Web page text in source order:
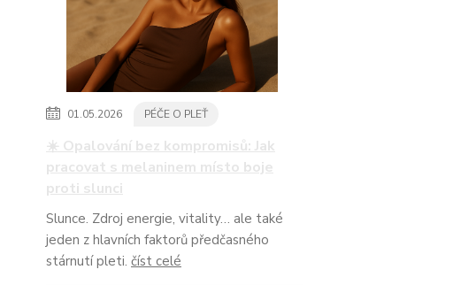
01.05.2026 PÉČE O PLEŤ
☀️ Opalování bez kompromisů: Jak
pracovat s melaninem místo boje
proti slunci
Slunce. Zdroj energie, vitality… ale také
jeden z hlavních faktorů předčasného
stárnutí pleti. číst celé